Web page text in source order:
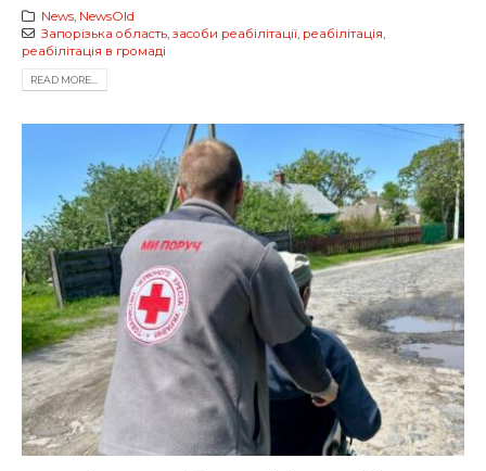
News, NewsOld
Запорізька область, засоби реабілітації, реабілітація,
реабілітація в громаді
READ MORE...